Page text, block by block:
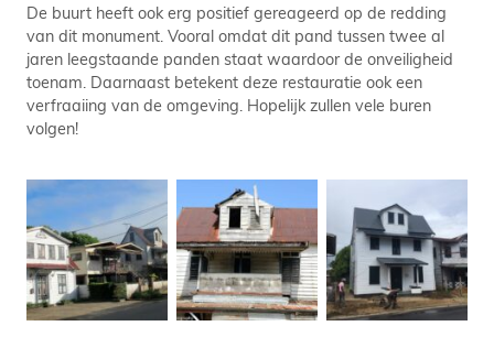
De buurt heeft ook erg positief gereageerd op de redding
van dit monument. Vooral omdat dit pand tussen twee al
jaren leegstaande panden staat waardoor de onveiligheid
toenam. Daarnaast betekent deze restauratie ook een
verfraaiing van de omgeving. Hopelijk zullen vele buren
volgen!